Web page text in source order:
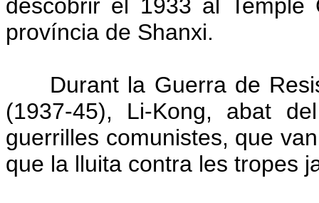
descobrir el 1933 al Temple
província de Shanxi.
Durant la Guerra de
(1937-45), Li-Kong, abat
guerrilles comunistes, que
que la lluita contra les tropes